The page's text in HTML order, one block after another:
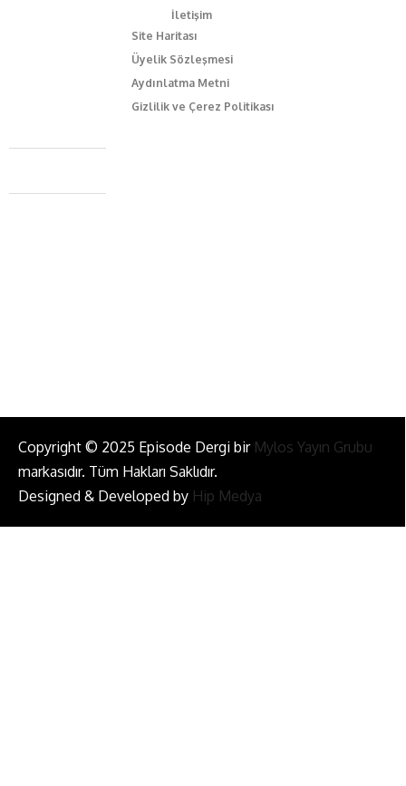
İletişim
Site Haritası
Üyelik Sözleşmesi
Aydınlatma Metni
Gizlilik ve Çerez Politikası
Caferağa Mah. Dr. Şakir Paşa Sok. No3/A Kadıköy İstanbul
+90 543 345 46 00
Copyright © 2025 Episode Dergi bir Mylos Yayın Grubu
markasıdır. Tüm Hakları Saklıdır.
Designed & Developed by Hip Medya